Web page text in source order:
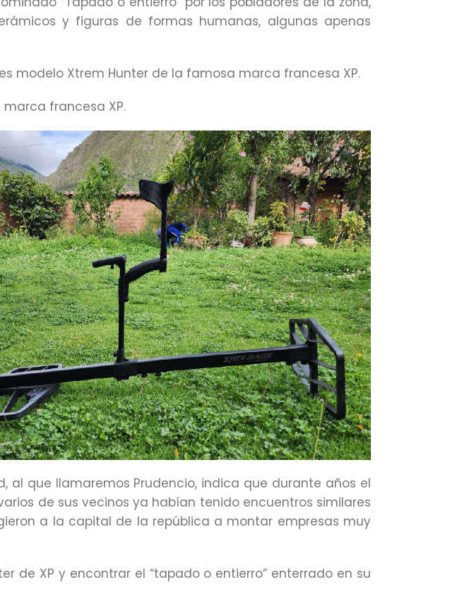
y figuras de formas humanas, algunas apenas
modelo Xtrem Hunter de la famosa marca francesa XP.
marca francesa XP.
al que llamaremos Prudencio, indica que durante años el
de sus vecinos ya habían tenido encuentros similares
a la capital de la república a montar empresas muy
de XP y encontrar el “tapado o entierro” enterrado en su